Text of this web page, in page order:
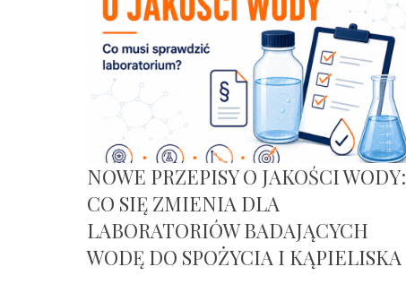
NOWE PRZEPISY O JAKOŚCI WODY:
CO SIĘ ZMIENIA DLA
LABORATORIÓW BADAJĄCYCH
WODĘ DO SPOŻYCIA I KĄPIELISKA